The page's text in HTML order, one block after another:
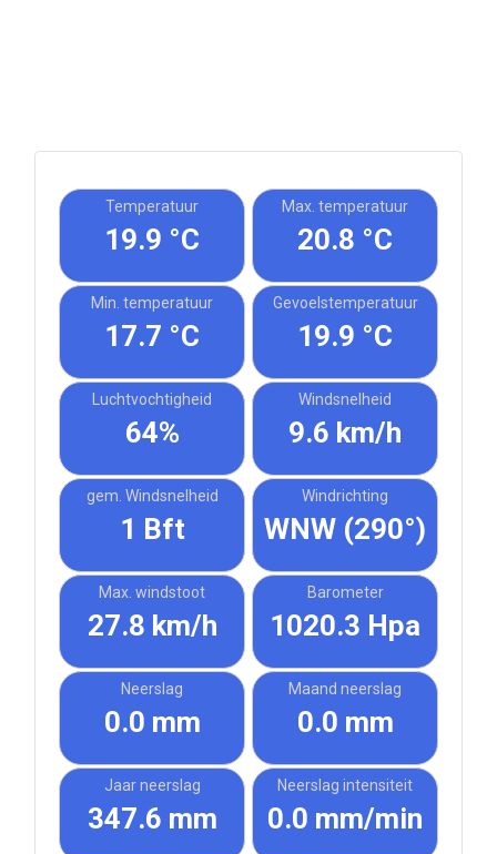
Temperatuur
19.9 °C
Max. temperatuur
20.8 °C
Min. temperatuur
17.7 °C
Gevoelstemperatuur
19.9 °C
Luchtvochtigheid
64%
Windsnelheid
9.6 km/h
gem. Windsnelheid
1 Bft
Windrichting
WNW (290°)
Max. windstoot
27.8 km/h
Barometer
1020.3 Hpa
Neerslag
0.0 mm
Maand neerslag
0.0 mm
Jaar neerslag
347.6 mm
Neerslag intensiteit
0.0 mm/min